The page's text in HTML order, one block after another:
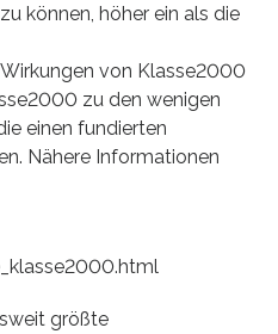
können, höher ein als die
von Klasse2000
zu den wenigen
einen fundierten
Nähere Informationen
größte